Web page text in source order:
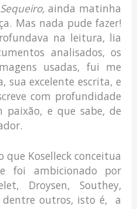
Sequeiro, ainda matinha
Mas nada pude fazer!
na leitura, lia
analisados, os
usadas, fui me
sua excelente escrita, e
com profundidade
paixão, e que sabe, de
Koselleck conceitua
foi ambicionado por
Droysen, Southey,
dentre outros, isto é, a